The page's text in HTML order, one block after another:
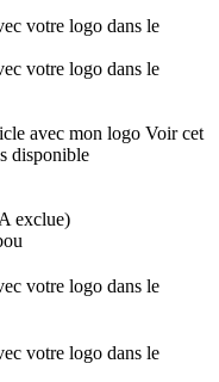
avec mon logo Voir cet
disponible
exclue)